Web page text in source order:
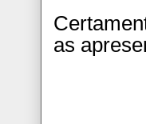
as